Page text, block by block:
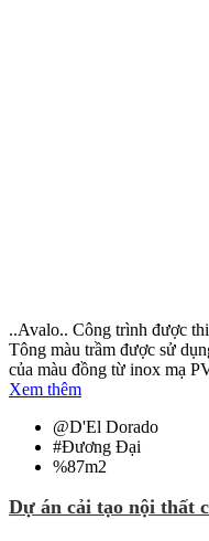
..Avalo.. Công trình được
Tông màu trầm được sử
của màu đồng từ inox mạ
Xem thêm
@D'El Dorado
#Đương Đại
%87m2
Dự án cải tạo nội thất